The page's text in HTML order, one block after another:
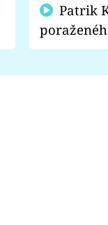
fanoušci